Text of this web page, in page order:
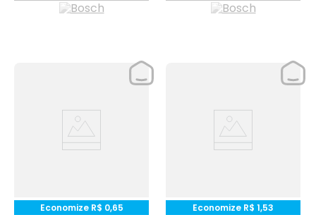
Economize R$ 0,65 Economize R$ 1,53